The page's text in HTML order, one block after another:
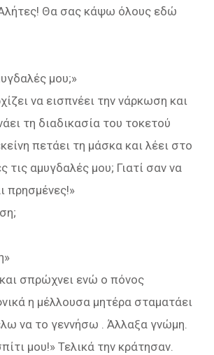
Αλήτες! Θα σας κάψω όλους εδώ
μου;»
να εισπνέει την νάρκωση και
τη διαδικασία του τοκετού
πετάει τη μάσκα και λέει στο
τις αμυγδαλές μου; Γιατί σαν να
πρησμένες!»
και σπρώχνει ενώ ο πόνος
η μέλλουσα μητέρα σταματάει
να το γεννήσω . Άλλαξα γνώμη.
μου!» Τελικά την κράτησαν.